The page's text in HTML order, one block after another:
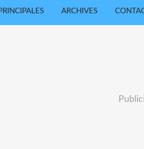
ARCHIVES